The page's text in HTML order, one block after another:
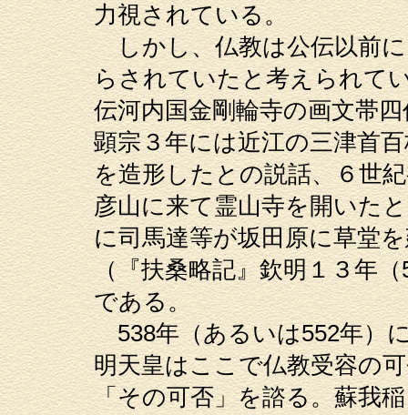
力視されている。
しかし、仏教は公伝以前に
らされていたと考えられて
伝河内国金剛輪寺の画文帯
顕宗３年には近江の三津首
を造形したとの説話、６世
彦山に来て霊山寺を開いた
に司馬達等が坂田原に草堂
（『扶桑略記』欽明１３年
である。
538年（あるいは552年）
明天皇はここで仏教受容の
「その可否」を諮る。蘇我